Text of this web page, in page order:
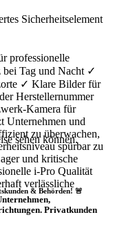
Sicherheitselement
professionelle
Tag und Nacht ✓
✓ Klare Bilder für
Herstellernummer
Kamera für
Unternehmen und
zu überwachen,
spürbar zu
und kritische
i-Pro Qualität
verlässliche
sehen können.
& Behörden! 🚨
Privatkunden